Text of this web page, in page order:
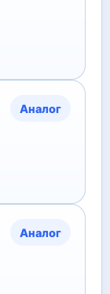
Аналог
Аналог